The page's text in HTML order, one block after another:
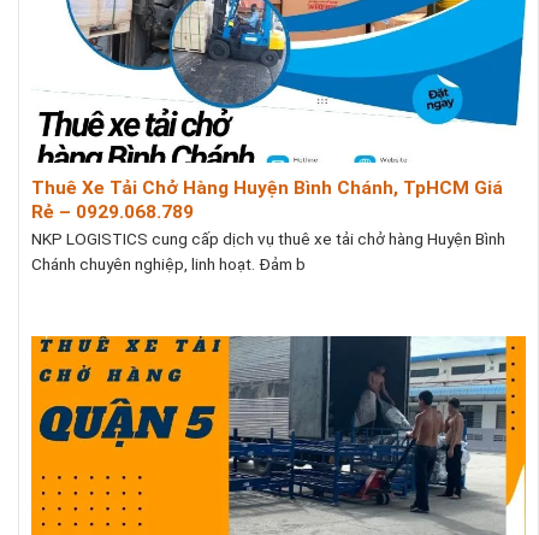
Thuê Xe Tải Chở Hàng Huyện Bình Chánh, TpHCM Giá
Rẻ – 0929.068.789
NKP LOGISTICS cung cấp dịch vụ thuê xe tải chở hàng Huyện Bình
Chánh chuyên nghiệp, linh hoạt. Đảm b